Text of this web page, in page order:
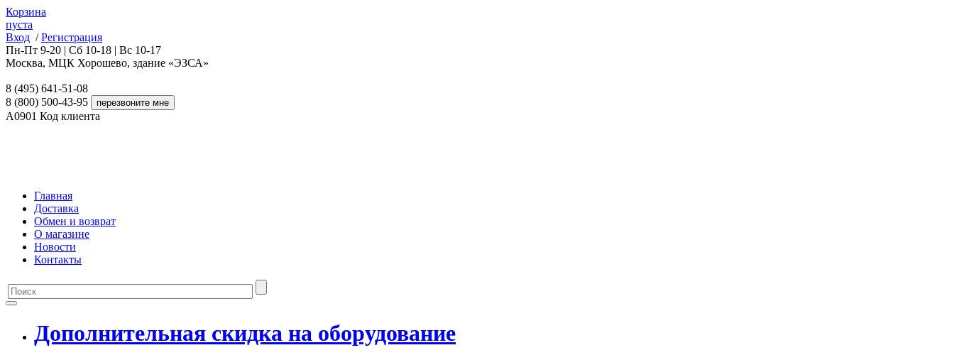
Корзина
пуста
Вход / Регистрация
Пн-Пт 9-20 | Сб 10-18 | Вс 10-17
Москва, МЦК Хорошево, здание «ЭЗСА»
8 (495) 641-51-08
8 (800) 500-43-95
A0901 Код клиента
Главная
Доставка
Обмен и возврат
О магазине
Новости
Контакты
Дополнительная скидка на оборудование